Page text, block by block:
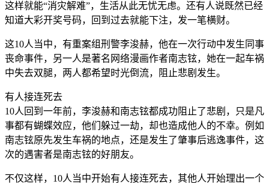
这样就能“消灾解难”，生活从此无忧无虑。还有人说既然已经
知道大彩开奖号码，回到过去就能下注，发一笔横财。
这10人当中，有重案组刑警李浚赫，他在一次行动中发生同事
丧命事件，另一人是著名网络漫画作者南志铉，她在一起车祸
中失去双腿，两人都希望时光倒流，阻止悲剧发生。
有人接连死去
10人回到一年前，李浚赫和南志铉都成功阻止了悲剧，只是凡
事都有蝴蝶效应，他们躲过一劫，却也造成他人的不幸。例如
南志铉原先发生车祸的地点，还是发生了肇事后逃逸事件，这
次的遇害者是南志铉的好朋友。
不仅这样，10人当中开始有人接连死去，其他人开始理出一个